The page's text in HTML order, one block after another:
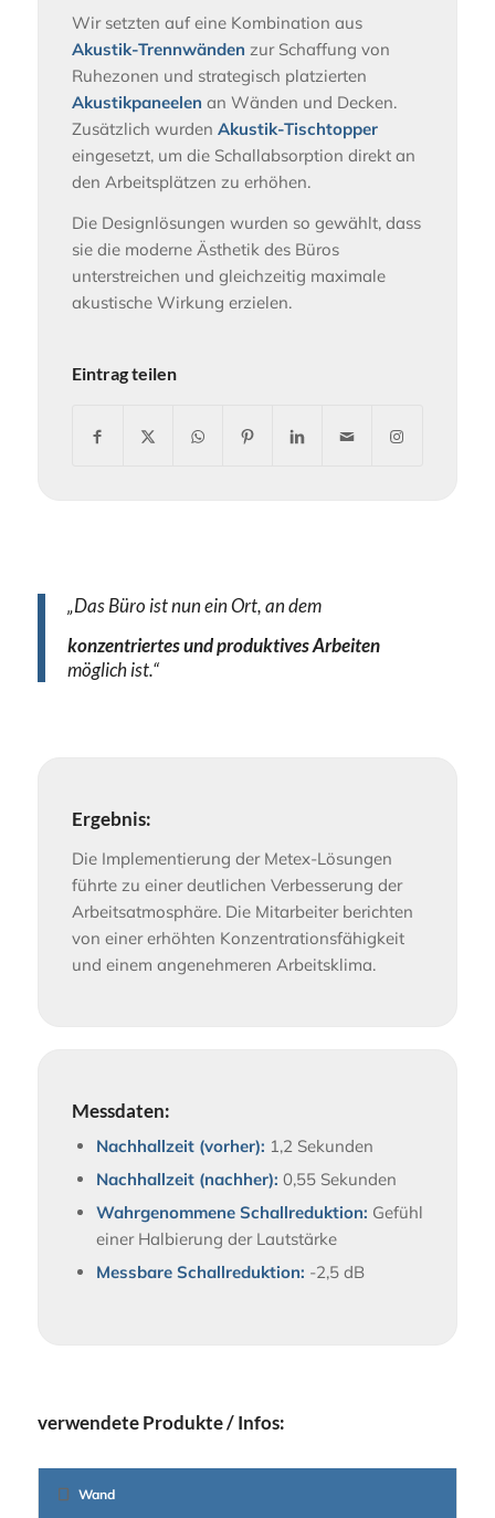
Wir setzten auf eine Kombination aus
Akustik-Trennwänden zur Schaffung von
Ruhezonen und strategisch platzierten
Akustikpaneelen an Wänden und Decken.
Zusätzlich wurden Akustik-Tischtopper
eingesetzt, um die Schallabsorption direkt an
den Arbeitsplätzen zu erhöhen.
Die Designlösungen wurden so gewählt, dass
sie die moderne Ästhetik des Büros
unterstreichen und gleichzeitig maximale
akustische Wirkung erzielen.
Eintrag teilen
„Das Büro ist nun ein Ort,an dem
konzentriertes und produktives Arbeiten
möglich ist.“
Ergebnis:
Die Implementierung der Metex-Lösungen
führte zu einer deutlichen Verbesserung der
Arbeitsatmosphäre. Die Mitarbeiter berichten
von einer erhöhten Konzentrationsfähigkeit
und einem angenehmeren Arbeitsklima.
Messdaten:
Nachhallzeit (vorher): 1,2 Sekunden
Nachhallzeit (nachher): 0,55 Sekunden
Wahrgenommene Schallreduktion: Gefühl
einer Halbierung der Lautstärke
Messbare Schallreduktion: -2,5 dB
verwendete Produkte / Infos:
Wand